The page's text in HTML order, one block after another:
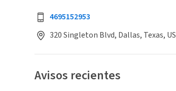
4695152953
320 Singleton Blvd, Dallas, Texas, US
Avisos recientes